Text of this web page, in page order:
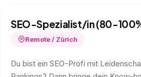
SEO-Spezialist/in (80-
Remote / Zürich
Du bist ein SEO-Profi mit